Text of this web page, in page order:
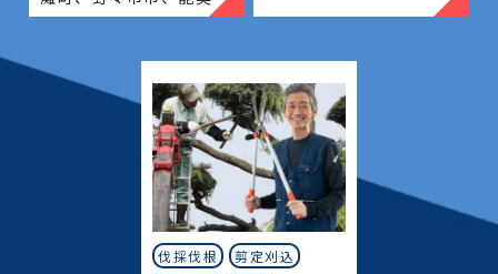
市、川北町、小松市、白
島市、能登町、珠州市】
地域密
市、志賀町、穴水町、輪
伐採伐根
剪定刈込